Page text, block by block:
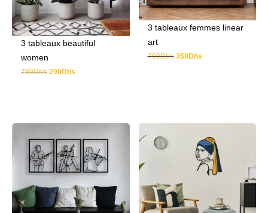
3 tableaux beautiful
women
700Dhs 290Dhs
3 tableaux femmes linear
art
700Dhs 350Dhs